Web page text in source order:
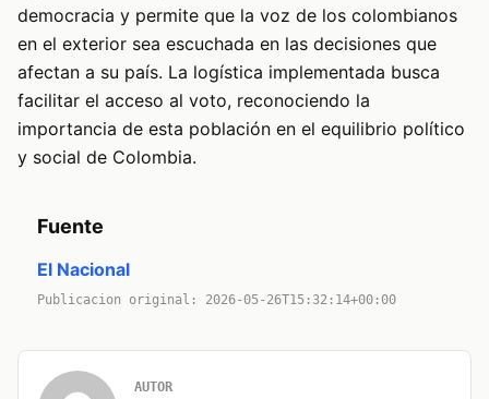
democracia y permite que la voz de los colombianos
en el exterior sea escuchada en las decisiones que
afectan a su país. La logística implementada busca
facilitar el acceso al voto, reconociendo la
importancia de esta población en el equilibrio político
y social de Colombia.
Fuente
El Nacional
Publicacion original: 2026-05-26T15:32:14+00:00
AUTOR